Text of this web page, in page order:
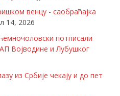
венцу - саобраћајка
14, 2026
потписали
Војводине и Лубушког
из Србије чекају и до пет